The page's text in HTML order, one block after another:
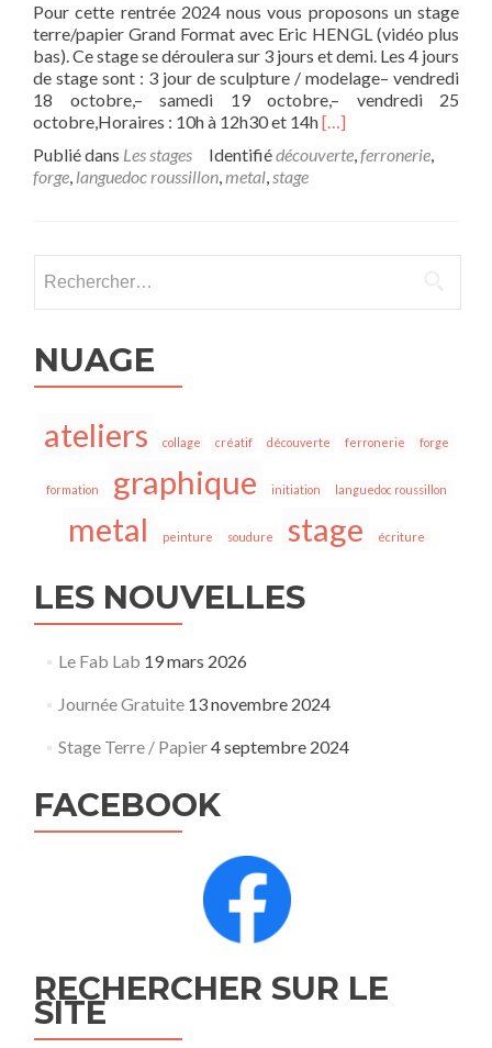
Pour cette rentrée 2024 nous vous proposons un stage
terre/papier Grand Format avec Eric HENGL (vidéo plus
bas). Ce stage se déroulera sur 3 jours et demi. Les 4 jours
de stage sont : 3 jour de sculpture / modelage– vendredi
18 octobre,– samedi 19 octobre,– vendredi 25
octobre,Horaires : 10h à 12h30 et 14hEn savoir plus
[…]
Publié dans Les stages Identifiédécouverte,ferronerie,
forge, languedoc roussillon,metal,stage
NUAGE
ateliers
collage créatif découverte ferronerie forge
formation graphique initiation languedoc roussillon
metal peinture soudure stage écriture
LES NOUVELLES
Le Fab Lab 19 mars 2026
Journée Gratuite 13 novembre 2024
Stage Terre / Papier4 septembre 2024
FACEBOOK
RECHERCHER SUR LE
SITE